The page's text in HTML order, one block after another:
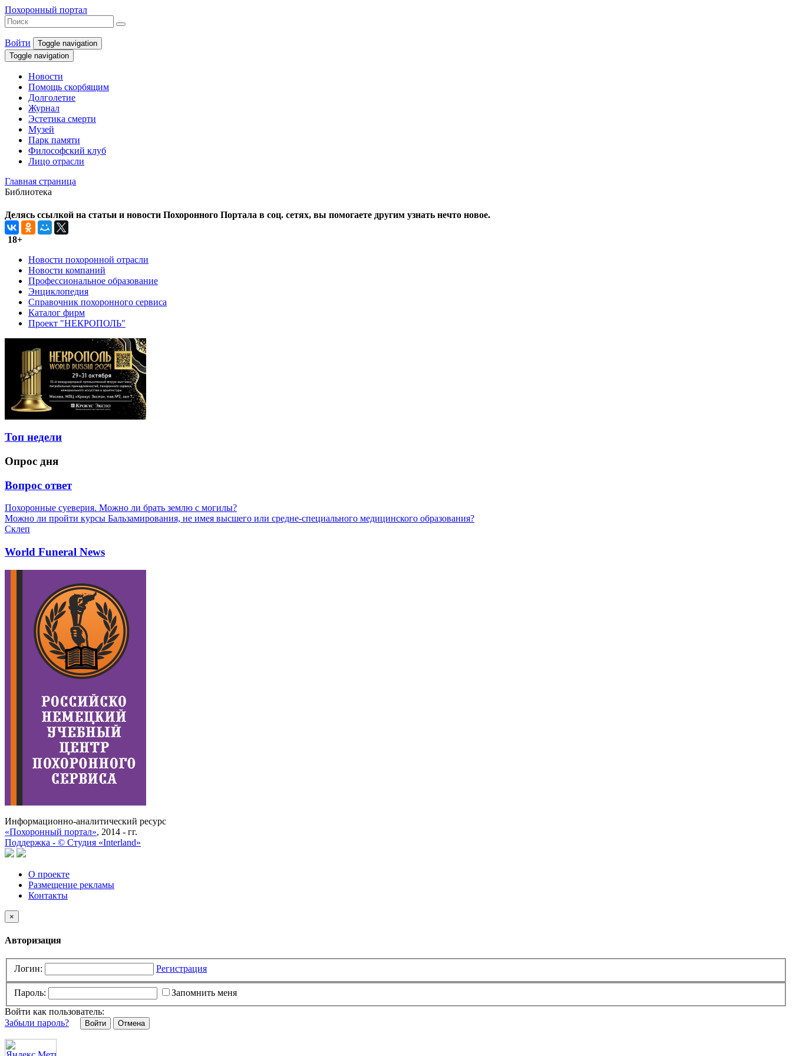
Похоронный портал
Войти
Toggle navigation
Toggle navigation
Новости
Помощь скорбящим
Долголетие
Журнал
Эстетика смерти
Музей
Парк памяти
Философский клуб
Лицо отрасли
Главная страница
Библиотека
Делясь ссылкой на статьи и новости Похоронного Портала в соц. сетях, вы помогаете другим узнать нечто новое.
18+
Новости похоронной отрасли
Новости компаний
Профессиональное образование
Энциклопедия
Справочник похоронного сервиса
Каталог фирм
Проект "НЕКРОПОЛЬ"
Топ недели
Опрос дня
Вопрос ответ
Похоронные суеверия. Можно ли брать землю с могилы?
Можно ли пройти курсы Бальзамирования, не имея высшего или средне-специального медицинского образования?
Склеп
World Funeral News
Информационно-аналитический ресурс
«Похоронный портал», 2014 - гг.
Поддержка - © Cтудия «Interland»
О проекте
Размещение рекламы
Контакты
×
Авторизация
Логин: Регистрация
Пароль:
Запомнить меня
Войти как пользователь:
Забыли пароль?
Отмена